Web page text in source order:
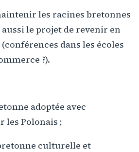
les racines bretonnes
le projet de revenir en
dans les écoles
?).
adoptée avec
les Polonais ;
culturelle et